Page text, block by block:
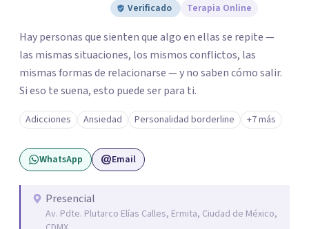
Verificado
Terapia Online
Hay personas que sienten que algo en ellas se repite —
las mismas situaciones, los mismos conflictos, las
mismas formas de relacionarse — y no saben cómo salir.
Si eso te suena, esto puede ser para ti.
Adicciones Ansiedad Personalidad borderline +7 más
WhatsApp Email
Presencial
Av. Pdte. Plutarco Elías Calles, Ermita, Ciudad de México,